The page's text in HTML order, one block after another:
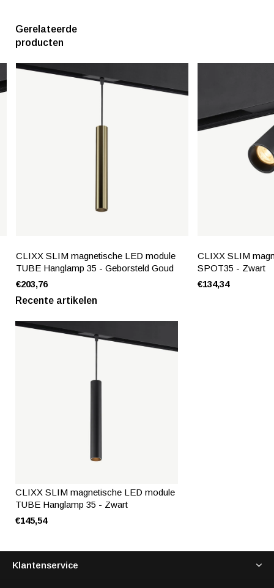
Gerelateerde
producten
CLIXX SLIM magnetische LED module
TUBE Hanglamp 35 - Geborsteld Goud
€203,76
CLIXX SLIM
SPOT35 - Zwart
€134,34
Recente artikelen
CLIXX SLIM magnetische LED module
TUBE Hanglamp 35 - Zwart
€145,54
Klantenservice